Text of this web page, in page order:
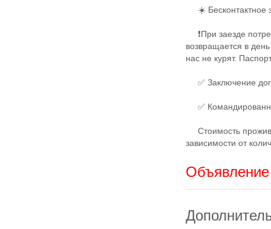
☀️ Бесконтактное
❗️При заезде
возвращается в
нас не курят.
✅ Заключение
✅
Стоимость
зависимости от
Объявление